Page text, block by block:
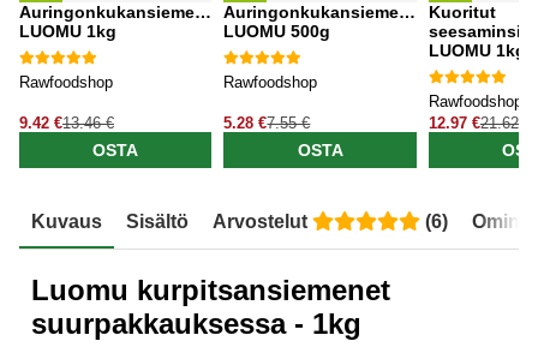
Auringonkukansiemenet
LUOMU 1kg
Rawfoodshop
9.42 €13.46 €
OSTA
Auringonkukansiemenet
LUOMU 500g
Rawfoodshop
5.28 €7.55 €
OSTA
Kuoritut
LUOMU 1kg
Rawfoodshop
12.97 €21.62 €
Kuvaus Sisältö Arvostelut (6)
Luomu kurpitsansiemenet
suurpakkauksessa - 1kg